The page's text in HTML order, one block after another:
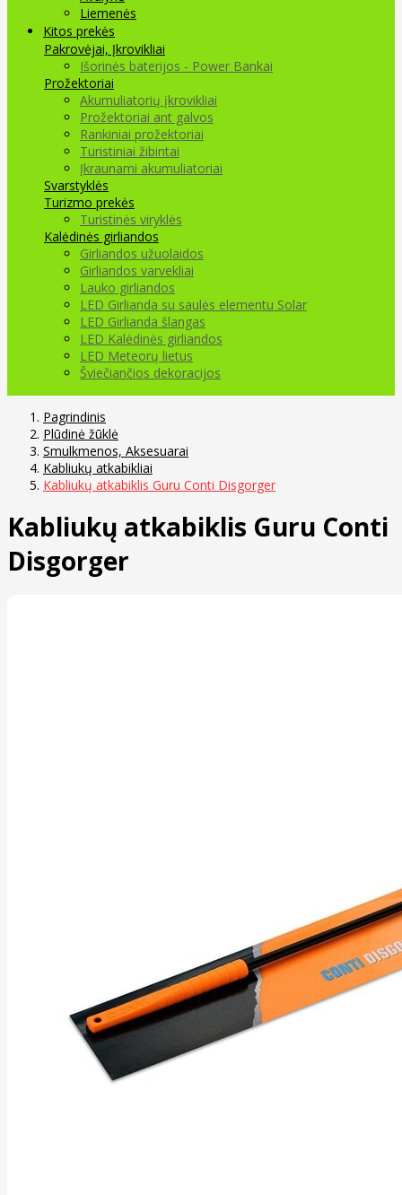
Liemenės
Kitos prekės
Pakrovėjai, Įkrovikliai
Išorinės baterijos - Power Bankai
Prožektoriai
Akumuliatorių įkrovikliai
Prožektoriai ant galvos
Rankiniai prožektoriai
Turistiniai žibintai
Įkraunami akumuliatoriai
Svarstyklės
Turizmo prekės
Turistinės viryklės
Kalėdinės girliandos
Girliandos užuolaidos
Girliandos varvekliai
Lauko girliandos
LED Girlianda su saulės elementu Solar
LED Girlianda šlangas
LED Kalėdinės girliandos
LED Meteorų lietus
Šviečiančios dekoracijos
Pagrindinis
Plūdinė žūklė
Smulkmenos, Aksesuarai
Kabliukų atkabikliai
Kabliukų atkabiklis Guru Conti Disgorger
Kabliukų atkabiklis Guru Conti
Disgorger